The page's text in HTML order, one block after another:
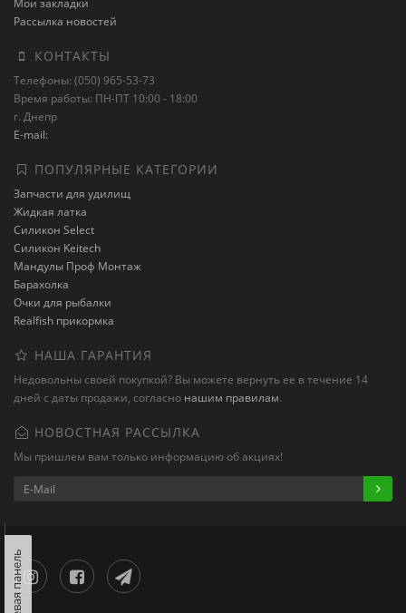
Мои закладки
Рассылка новостей
КОНТАКТЫ
Телефоны: (050) 965-53-73
Время работы: ПН-ПТ 10:00 - 18:00
г. Днепр
E-mail:
ПОПУЛЯРНЫЕ КАТЕГОРИИ
Запчасти для удилищ
Жидкая латка
Силикон Select
Силикон Keitech
Мандулы Проф Монтаж
Барахолка
Очки для рыбалки
Realfish прикормка
НАША ГАРАНТИЯ
Недовольны своей покупкой? Вы можете вернуть ее в течение 14
дней с даты продажи, согласно нашим правилам.
НОВОСТНАЯ РАССЫЛКА
Мы пришлем вам только информацию об акциях!
Левая панель